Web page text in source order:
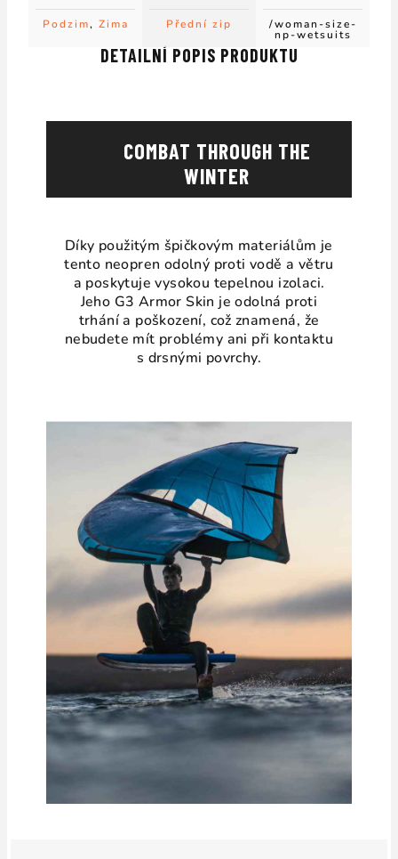
DETAILNÍ POPIS PRODUKTU
COMBAT THROUGH THE
WINTER
Díky použitým špičkovým materiálům je
tento neopren odolný proti vodě a větru
a poskytuje vysokou tepelnou izolaci.
Jeho G3 Armor Skin je odolná proti
trhání a poškození, což znamená, že
nebudete mít problémy ani při kontaktu
s drsnými povrchy.
Podzim, Zima Přední zip /woman-size-
np-wetsuits